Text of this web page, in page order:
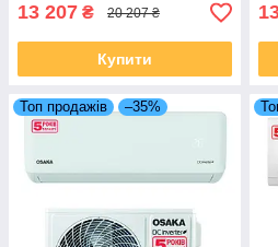
13 207 ₴ 20 207 ₴
Купити
Топ продажів –35%